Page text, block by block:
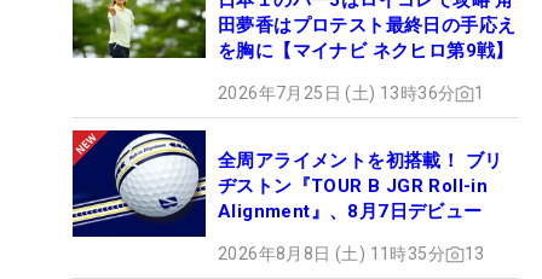
田夢香はプロテスト最終日の手応え
を胸に【マイナビ ネクヒロ第9戦】
2026年7月25日 (土) 13時36分 1
全周アライメントを初搭載！ ブリ
ヂストン『TOUR B JGR Roll-in
Alignment』、8月7日デビュー
2026年8月8日 (土) 11時35分 13